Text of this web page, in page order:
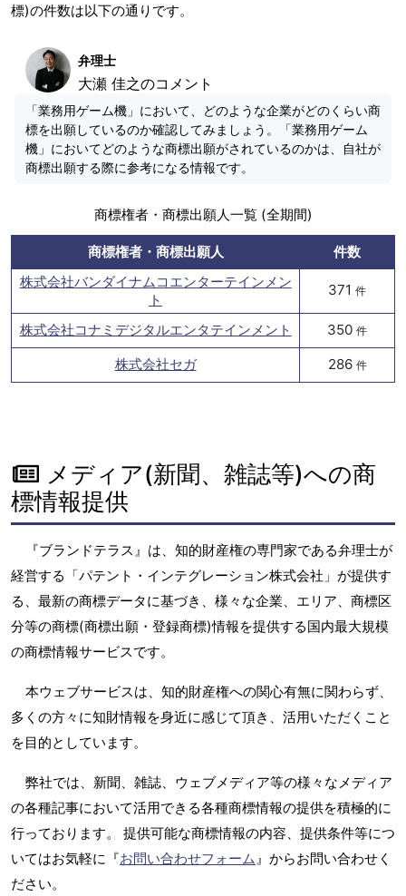
標)の件数は以下の通りです。
弁理士
大瀬 佳之のコメント
「業務用ゲーム機」において、どのような企業がどのくらい商
標を出願しているのか確認してみましょう。「業務用ゲーム
機」においてどのような商標出願がされているのかは、自社が
商標出願する際に参考になる情報です。
商標権者・商標出願人一覧 (全期間)
商標権者・商標出願人
件数
株式会社バンダイナムコエンターテインメン
ト
371 件
株式会社コナミデジタルエンタテインメント 350 件
株式会社セガ 286 件
メディア(新聞、雑誌等)への商
標情報提供
『ブランドテラス』は、知的財産権の専門家である弁理士が
経営する「パテント・インテグレーション株式会社」が提供す
る、最新の商標データに基づき、様々な企業、エリア、商標区
分等の商標(商標出願・登録商標)情報を提供する国内最大規模
の商標情報サービスです。
本ウェブサービスは、知的財産権への関心有無に関わらず、
多くの方々に知財情報を身近に感じて頂き、活用いただくこと
を目的としています。
弊社では、新聞、雑誌、ウェブメディア等の様々なメディア
の各種記事において活用できる各種商標情報の提供を積極的に
行っております。 提供可能な商標情報の内容、提供条件等につ
いてはお気軽に『お問い合わせフォーム』からお問い合わせく
ださい。